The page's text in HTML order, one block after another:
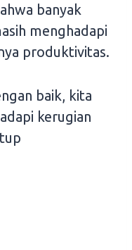
banyak
menghadapi
produktivitas.
baik, kita
kerugian